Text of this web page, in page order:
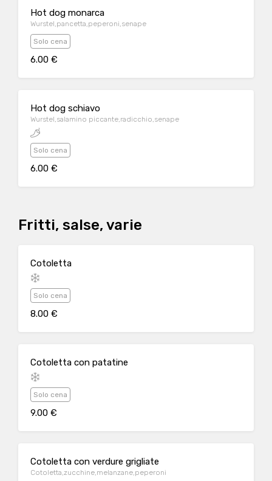
Hot dog monarca
Wurstel,pancetta,peperoni,senape
Solo cena
6.00 €
Hot dog schiavo
Wurstel,salamino piccante,radicchio,senape
Solo cena
6.00 €
Fritti, salse, varie
Cotoletta
Solo cena
8.00 €
Cotoletta con patatine
Solo cena
9.00 €
Cotoletta con verdure grigliate
Cotoletta,zucchine,melanzane,peperoni